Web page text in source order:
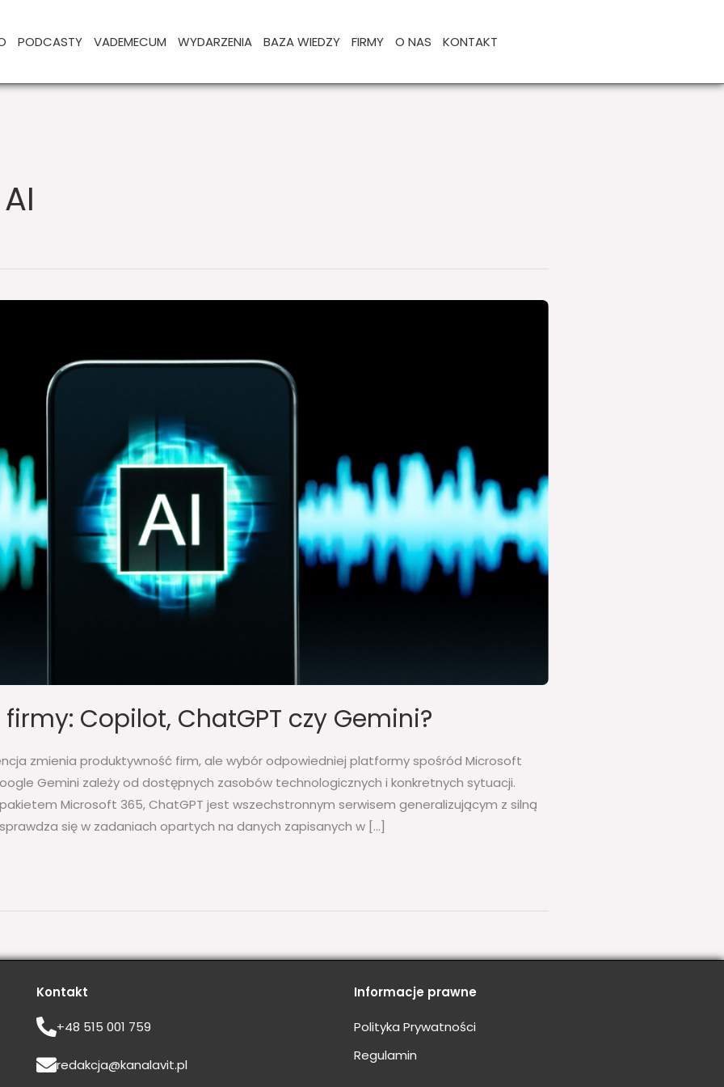
PODCASTY VADEMECUM WYDARZENIA BAZA WIEDZY FIRMY O NAS KONTAKT
Copilot, ChatGPT czy Gemini?
zmienia produktywność firm, ale wybór odpowiedniej platformy spośród Microsoft
Gemini zależy od dostępnych zasobów technologicznych i konkretnych sytuacji.
Microsoft 365, ChatGPT jest wszechstronnym serwisem generalizującym z silną
się w zadaniach opartych na danych zapisanych w […]
Kontakt
+48 515 001 759
redakcja@kanalavit.pl
Informacje prawne
Polityka Prywatności
Regulamin